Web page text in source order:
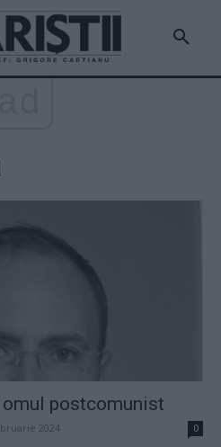
postcomunist
2024 0